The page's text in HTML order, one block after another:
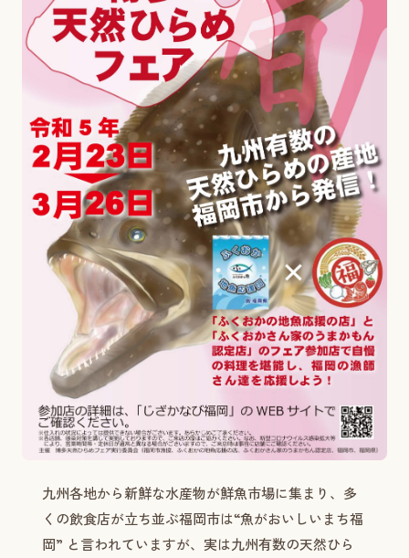
九州各地から新鮮な水産物が鮮魚市場に集まり、多
くの飲食店が立ち並ぶ福岡市は“魚がおいしいまち福
岡” と言われていますが、実は九州有数の天然ひら